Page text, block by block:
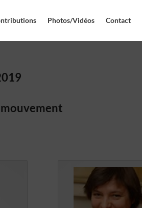
Photos/Vidéos Contact